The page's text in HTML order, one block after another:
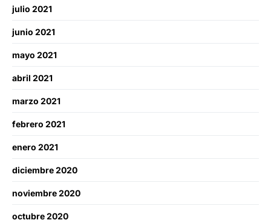
julio 2021
junio 2021
mayo 2021
abril 2021
marzo 2021
febrero 2021
enero 2021
diciembre 2020
noviembre 2020
octubre 2020